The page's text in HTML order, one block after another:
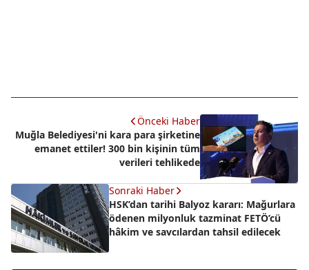
Önceki Haber
Muğla Belediyesi'ni kara para şirketine
emanet ettiler! 300 bin kişinin tüm
verileri tehlikede
Sonraki Haber
HSK’dan tarihi Balyoz kararı: Mağurlara
ödenen milyonluk tazminat FETÖ’cü
hâkim ve savcılardan tahsil edilecek